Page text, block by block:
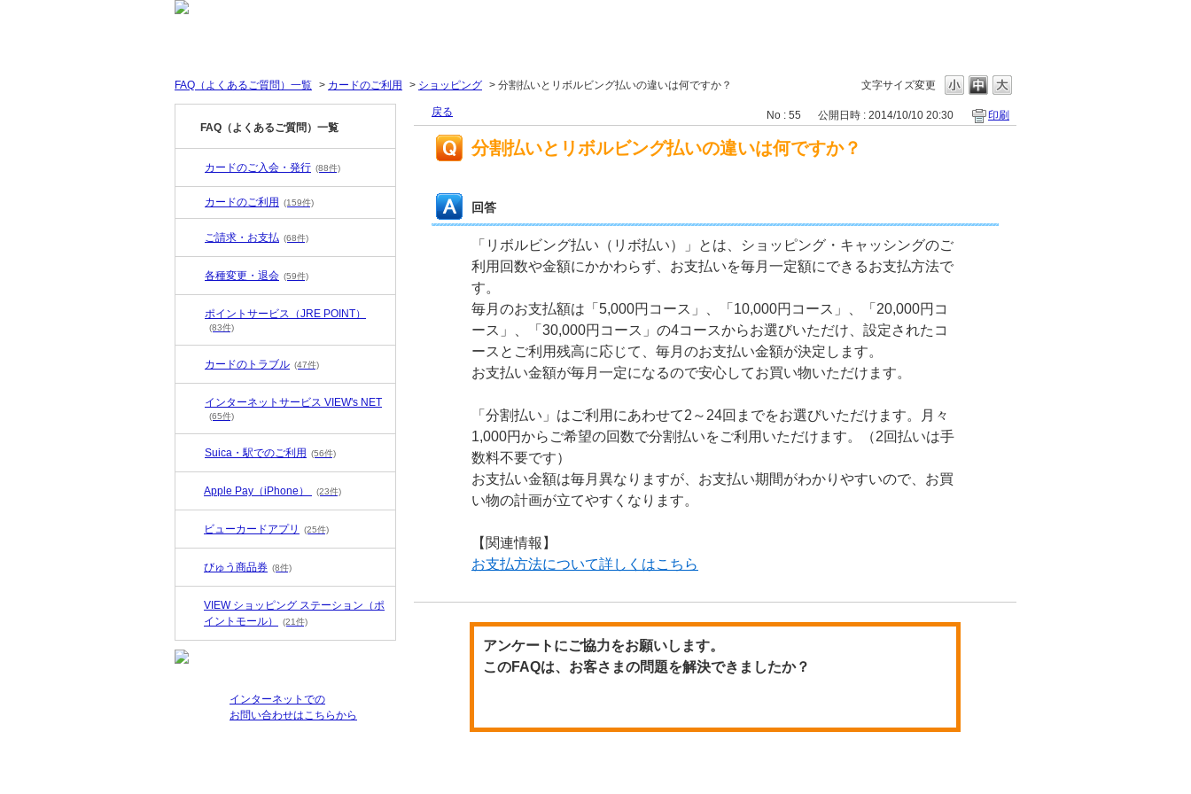
文字サイズ変更
FAQ（よくあるご質問）一覧 > カードのご利用 > ショッピング > 分割払いとリボルビング払いの違いは何ですか？
FAQ（よくあるご質問）一覧
カードのご入会・発行 (88件)
カードのご利用 (159件)
ご請求・お支払 (68件)
各種変更・退会 (59件)
ポイントサービス（JRE POINT）
(83件)
カードのトラブル (47件)
インターネットサービス VIEW's NET
(65件)
Suica・駅でのご利用 (56件)
Apple Pay（iPhone） (23件)
ビューカードアプリ (25件)
びゅう商品券 (8件)
VIEW ショッピング ステーション（ポ
イントモール）
(21件)
インターネットでの
お問い合わせはこちらから
戻る No : 55 公開日時 : 2014/10/10 20:30 印刷
分割払いとリボルビング払いの違いは何ですか？
回答
「リボルビング払い（リボ払い）」とは、ショッピング・キャッシングのご
利用回数や金額にかかわらず、お支払いを毎月一定額にできるお支払方法で
す。
毎月のお支払額は「5,000円コース」、「10,000円コース」、「20,000円コ
ース」、「30,000円コース」の4コースからお選びいただけ、設定されたコ
ースとご利用残高に応じて、毎月のお支払い金額が決定します。
お支払い金額が毎月一定になるので安心してお買い物いただけます。
「分割払い」はご利用にあわせて2～24回までをお選びいただけます。月々
1,000円からご希望の回数で分割払いをご利用いただけます。（2回払いは手
数料不要です）
お支払い金額は毎月異なりますが、お支払い期間がわかりやすいので、お買
い物の計画が立てやすくなります。
【関連情報】
お支払方法について詳しくはこちら
アンケートにご協力をお願いします。
このFAQは、お客さまの問題を解決できましたか？